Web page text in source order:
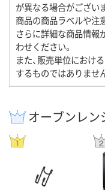
が異なる場合がござい
商品の商品ラベルや注
さらに詳細な商品情報
わせください。
また、販売単位におけ
するものではありませ
オーブンレ